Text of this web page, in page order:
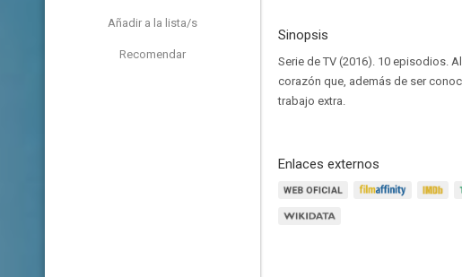
Añadir a la lista/s
Recomendar
Sinopsis
Serie de TV (2016). 10 episodios.
corazón que, además de ser
trabajo extra.
Enlaces externos